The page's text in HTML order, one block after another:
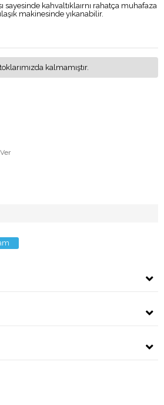
sayesinde kahvaltıklaırnı rahatça muhafaza
makinesinde yıkanabilir.
kalmamıştır.